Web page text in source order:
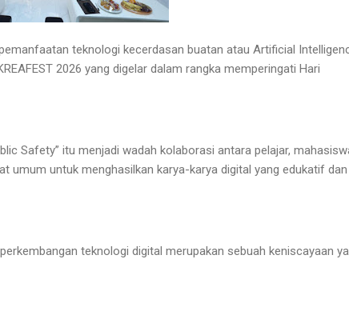
teknologi kecerdasan buatan atau Artificial
2026 yang digelar dalam rangka memperingati Hari
Safety” itu menjadi wadah kolaborasi antara pelajar,
umum untuk menghasilkan karya-karya digital yang edukatif dan
teknologi digital merupakan sebuah keniscayaan